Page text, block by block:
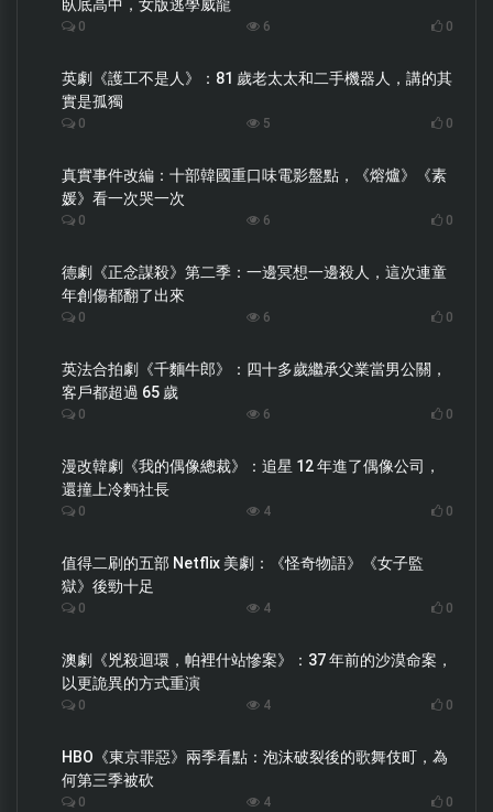
臥底高中，女版逃學威龍
0 6 0
英劇《護工不是人》：81 歲老太太和二手機器人，講的其
實是孤獨
0 5 0
真實事件改編：十部韓國重口味電影盤點，《熔爐》《素
媛》看一次哭一次
0 6 0
德劇《正念謀殺》第二季：一邊冥想一邊殺人，這次連童
年創傷都翻了出來
0 6 0
英法合拍劇《千麵牛郎》：四十多歲繼承父業當男公關，
客戶都超過 65 歲
0 6 0
漫改韓劇《我的偶像總裁》：追星 12 年進了偶像公司，
還撞上冷麪社長
0 4 0
值得二刷的五部 Netflix 美劇：《怪奇物語》《女子監
獄》後勁十足
0 4 0
澳劇《兇殺迴環，帕裡什站慘案》：37 年前的沙漠命案，
以更詭異的方式重演
0 4 0
HBO《東京罪惡》兩季看點：泡沫破裂後的歌舞伎町，為
何第三季被砍
0 4 0